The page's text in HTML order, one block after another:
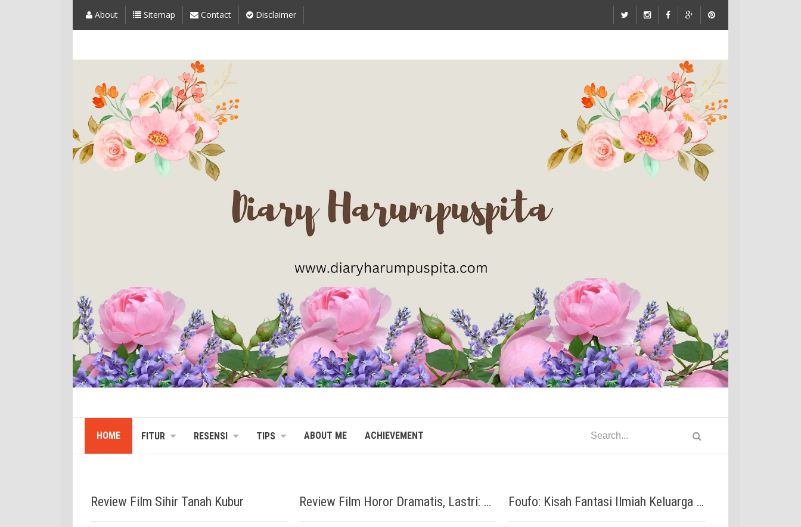
About Sitemap Contact Disclaimer
HOME FITUR RESENSI TIPS ABOUT ME ACHIEVEMENT
Review Film Sihir Tanah Kubur Review Film Horor Dramatis, Lastri: Arwah Kembang Desa Foufo: Kisah Fantasi Ilmiah Keluarga yang Mengajarkan Keikhlasan